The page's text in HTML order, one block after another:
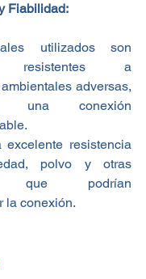
Fiabilidad:
utilizados son
resistentes a
adversas,
una conexión
excelente resistencia
polvo y otras
que podrían
la conexión.